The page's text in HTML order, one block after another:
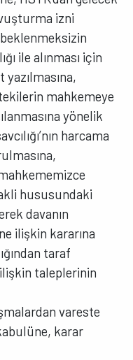
izni
ile alınması için
mahkemeye
yönelik
harcama
hususundaki
davanın
ilişkin kararına
taraf
taleplerinin
vareste
karar